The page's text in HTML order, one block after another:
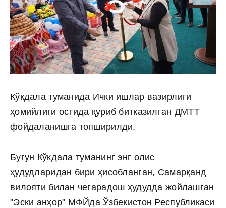
Кўкдала туманида Ички ишлар вазирлиги
ҳомийлиги остида қуриб битказилган ДМТТ
фойдаланишга топширилди.
Бугун Кўкдала туманинг энг олис
ҳудудларидан бири ҳисобланган, Самарқанд
вилояти билан чегарадош ҳудудда жойлашган
"Эски анҳор" МФЙда Ўзбекистон Республикаси